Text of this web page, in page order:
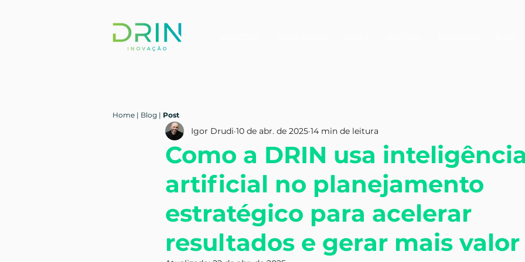
Como a DRIN usa inteligência
artificial no planejamento
estratégico para acelerar
resultados e gerar mais valor
Igor Drudi 10 de abr. de 2025 14 min de leitura
Home | Blog | Post